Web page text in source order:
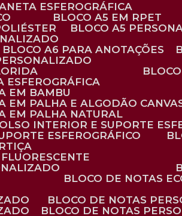
ESFEROGRÁFICA
BLOCO A5 EM RPET
BLOCO A5
BLOCO A6 PARA ANOTAÇÕES
ESFEROGRÁFICA
EM BAMBU
EM PALHA E ALGODÃO
EM PALHA NATURAL
INTERIOR E SUPORTE
ESFEROGRÁFICO
BLOCO DE NOTAS
BLOCO DE NOTAS
BLOCO DE NOTAS